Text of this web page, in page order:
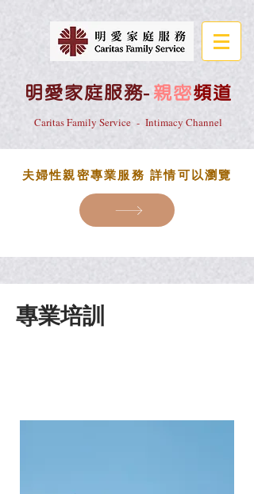
明愛家庭服務- 親密頻道
Caritas Family Service - Intimacy Channel
夫婦性親密專業服務 詳情可以瀏覽
​專業培訓